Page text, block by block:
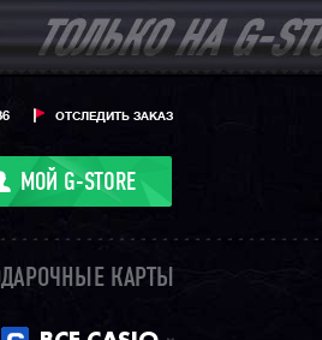
ОТСЛЕДИТЬ ЗАКАЗ
МОЙ G-STORE
КАРТЫ